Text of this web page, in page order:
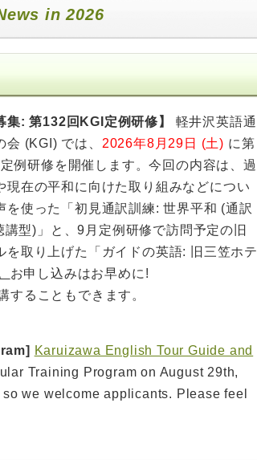
in 2026
集: 第132回KGI定例研修】
軽井沢英語通
会 (KGI) では、 2026年8月29日 (土) に第
例研修を開催します。今回の内容は、過
現在の平和に向けた取り組みなどについ
を使った「初見通訳訓練: 世界平和 (通訳
講型)」と、9月定例研修で訪問予定の旧
を取り上げた「ガイドの英語: 旧三笠ホテ
お申し込みはお早めに!
することもできます。
Karuizawa English Tour Guide and
Training Program on August 29th,
we welcome applicants. Please feel